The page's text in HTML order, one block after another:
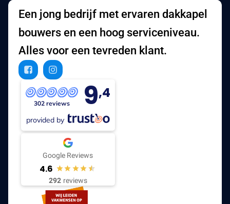
Een jong bedrijf met ervaren dakkapel
bouwers en een hoog serviceniveau.
Alles voor een tevreden klant.
302 reviews 9,4
provided by
Google Reviews
4.6
292 reviews